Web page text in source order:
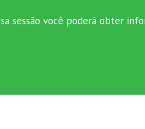
sessão você poderá obter